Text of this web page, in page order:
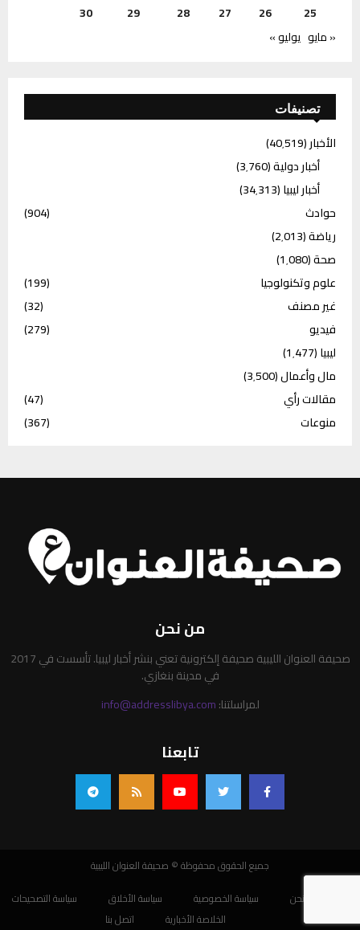
25
26
27
28
29
30
« مايو يوليو »
تصنيفات
الأخبار(40٬519)
أخبار دولية(3٬760)
أخبار ليبيا(34٬313)
حوادث
(904)
رياضة(2٬013)
صحة(1٬080)
علوم وتكنولوجيا
(199)
غير مصنف
(32)
فيديو
(279)
ليبيا(1٬477)
مال وأعمال(3٬500)
مقالات رأي
(47)
منوعات
(367)
من نحن
صحيفة العنوان الليبية صحيفة إلكترونية تعني بنشر أخبار ليبيا. تأسست في 2017
في مدينة بنغازي.
لمراسلتنا:info@addresslibya.com
تابعنا
جميع الحقوق محفوظة © صحيفة العنوان الليبية
من نحن
سياسة الخصوصية سياسة الأخلاق
سياسة التصحيحات
الخلاصة الأخبارية
اتصل بنا